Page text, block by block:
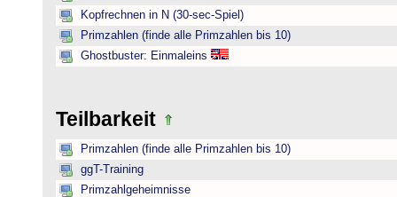
Kopfrechnen in N (30-sec-Spiel)
Primzahlen (finde alle Primzahlen bis 10)
Ghostbuster: Einmaleins
Teilbarkeit
Primzahlen (finde alle Primzahlen bis 10)
ggT-Training
Primzahlgeheimnisse